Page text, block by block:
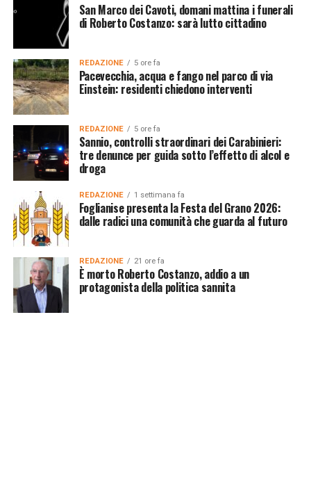
San Marco dei Cavoti, domani mattina i funerali
di Roberto Costanzo: sarà lutto cittadino
REDAZIONE 5 ore fa
Pacevecchia, acqua e fango nel parco di via
Einstein: residenti chiedono interventi
REDAZIONE 5 ore fa
Sannio, controlli straordinari dei Carabinieri:
tre denunce per guida sotto l’effetto di alcol e
droga
REDAZIONE 1 settimana fa
Foglianise presenta la Festa del Grano 2026:
dalle radici una comunità che guarda al futuro
REDAZIONE 21 ore fa
È morto Roberto Costanzo, addio a un
protagonista della politica sannita